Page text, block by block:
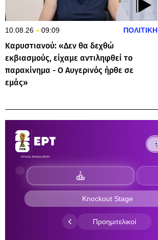
10.08.26 09:09 ΠΟΛΙΤΙΚΗ
Καρυστιανού: «Δεν θα δεχθώ
εκβιασμούς, είχαμε αντιληφθεί το
παρακίνημα - Ο Αυγερινός ήρθε σε
εμάς»